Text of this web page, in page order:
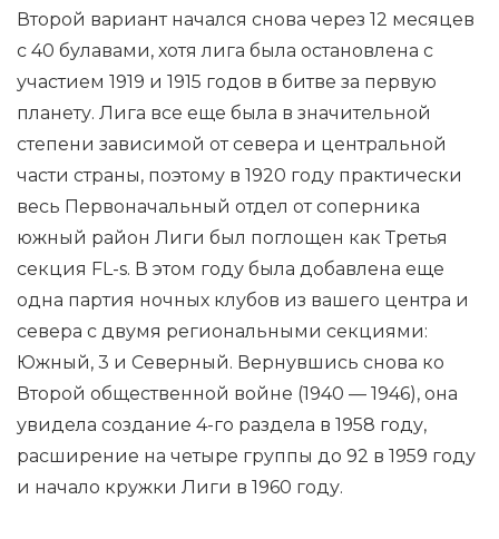
Второй вариант начался снова через 12 месяцев
с 40 булавами, хотя лига была остановлена ​​с
участием 1919 и 1915 годов в битве за первую
планету. Лига все еще была в значительной
степени зависимой от севера и центральной
части страны, поэтому в 1920 году практически
весь Первоначальный отдел от соперника
южный район Лиги был поглощен как Третья
секция FL-s. В этом году была добавлена ​​еще
одна партия ночных клубов из вашего центра и
севера с двумя региональными секциями:
Южный, 3 и Северный. Вернувшись снова ко
Второй общественной войне (1940 — 1946), она
увидела создание 4-го раздела в 1958 году,
расширение на четыре группы до 92 в 1959 году
и начало кружки Лиги в 1960 году.